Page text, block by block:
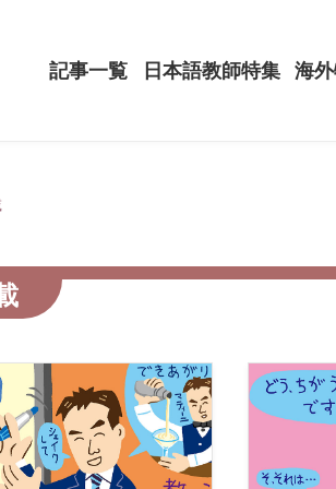
記事一覧 日本語教師特集 海